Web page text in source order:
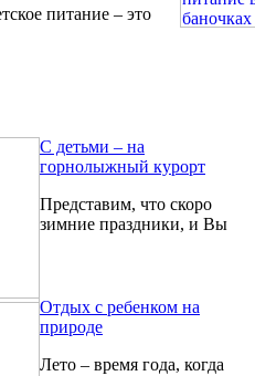
питание – это
С детьми – на
горнолыжный курорт
Представим, что скоро
зимние праздники, и Вы
Отдых с ребенком на
природе
Лето – время года, когда